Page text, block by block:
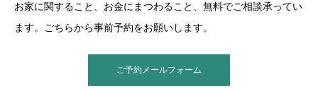
お家に関すること、お金にまつわること、無料でご相談承ってい
ます。ごちらから事前予約をお願いします。
ご予約メールフォーム